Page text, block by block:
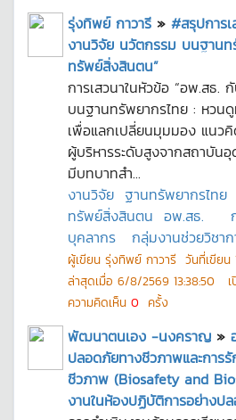
รุ่งทิพย์ กาวารี » #สรุปการ
งานวิจัย นวัตกรรม บนฐาน
ทรัพย์สิ่งสินตน”
การเสวนาในหัวข้อ “อพ.สธ.
บนฐานทรัพยากรไทย : หวน
เพื่อแลกเปลี่ยนมุมมอง แนว
ผู้บริหารระดับสูงจากสถาบัน
มีบทบาทสำ...
งานวิจัย ฐานทรัพยากรไทย
ทรัพย์สิ่งสินตน อพ.สธ.
บุคลากร
กลุ่มงานช่วยวิชาก
ผู้เขียน รุ่งทิพย์ กาวารี วันที่เขียน
ล่าสุดเมื่อ 6/8/2569 13:38:50 เ
ความคิดเห็น 0 ครั้ง
พัฒนาตนเอง -นงคราญ »
ปลอดภัยทางชีวภาพและการ
ชีวภาพ (Biosafety and
งานในห้องปฏิบัติการอย่างป